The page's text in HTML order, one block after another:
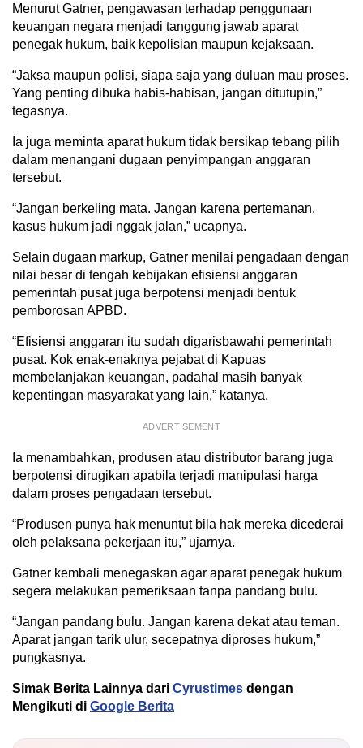
Menurut Gatner, pengawasan terhadap penggunaan
keuangan negara menjadi tanggung jawab aparat
penegak hukum, baik kepolisian maupun kejaksaan.
“Jaksa maupun polisi, siapa saja yang duluan mau proses.
Yang penting dibuka habis-habisan, jangan ditutupin,”
tegasnya.
Ia juga meminta aparat hukum tidak bersikap tebang pilih
dalam menangani dugaan penyimpangan anggaran
tersebut.
“Jangan berkeling mata. Jangan karena pertemanan,
kasus hukum jadi nggak jalan,” ucapnya.
Selain dugaan markup, Gatner menilai pengadaan dengan
nilai besar di tengah kebijakan efisiensi anggaran
pemerintah pusat juga berpotensi menjadi bentuk
pemborosan APBD.
“Efisiensi anggaran itu sudah digarisbawahi pemerintah
pusat. Kok enak-enaknya pejabat di Kapuas
membelanjakan keuangan, padahal masih banyak
kepentingan masyarakat yang lain,” katanya.
ADVERTISEMENT
Ia menambahkan, produsen atau distributor barang juga
berpotensi dirugikan apabila terjadi manipulasi harga
dalam proses pengadaan tersebut.
“Produsen punya hak menuntut bila hak mereka dicederai
oleh pelaksana pekerjaan itu,” ujarnya.
Gatner kembali menegaskan agar aparat penegak hukum
segera melakukan pemeriksaan tanpa pandang bulu.
“Jangan pandang bulu. Jangan karena dekat atau teman.
Aparat jangan tarik ulur, secepatnya diproses hukum,”
pungkasnya.
Simak Berita Lainnya dari Cyrustimes dengan
Mengikuti di Google Berita